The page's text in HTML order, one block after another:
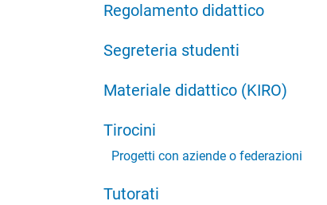
Regolamento didattico
Segreteria studenti
Materiale didattico (KIRO)
Tirocini
Progetti con aziende o federazioni
Tutorati